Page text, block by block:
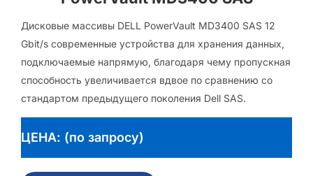
Дисковые массивы DELL PowerVault MD3400 SAS 12
Gbit/s современные устройства для хранения данных,
подключаемые напрямую, благодаря чему пропускная
способность увеличивается вдвое по сравнению со
стандартом предыдущего поколения Dell SAS.
ЦЕНА: (по запросу)